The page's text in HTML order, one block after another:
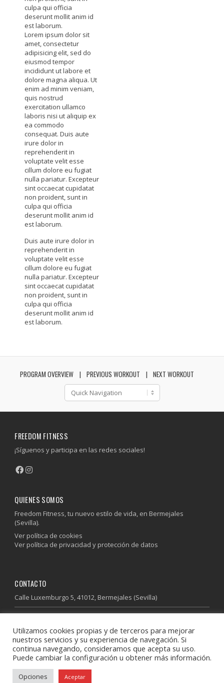
culpa qui officia
deserunt mollit anim id
est laborum.
Lorem ipsum dolor sit
amet, consectetur
adipisicing elit, sed do
eiusmod tempor
incididunt ut labore et
dolore magna aliqua. Ut
enim ad minim veniam,
quis nostrud
exercitation ullamco
laboris nisi ut aliquip ex
ea commodo
consequat. Duis aute
irure dolor in
reprehenderit in
voluptate velit esse
cillum dolore eu fugiat
nulla pariatur. Excepteur
sint occaecat cupidatat
non proident, sunt in
culpa qui officia
deserunt mollit anim id
est laborum.
Duis aute irure dolor in
reprehenderit in
voluptate velit esse
cillum dolore eu fugiat
nulla pariatur. Excepteur
sint occaecat cupidatat
non proident, sunt in
culpa qui officia
deserunt mollit anim id
est laborum.
PROGRAM OVERVIEW PREVIOUS WORKOUT NEXT WORKOUT
FREEDOM FITNESS
¡Síguenos y participa en las redes sociales!
QUIENES SOMOS
Freedom Fitness, tu nuevo estilo de vida, en Bermejales
(Sevilla).
Ver política de cookies
Ver política de privacidad y protección de datos
CONTACTO
Calle Luxemburgo 5, 41012, Bermejales (Sevilla)
600 41 13 41
info@freedomfitness.es
Descubre donde estamos
Utilizamos cookies propias y de terceros para mejorar
nuestros servicios y su experiencia de navegación. Si
continua navegando, consideramos que acepta su uso.
Puede cambiar la configuración u obtener más información.
Opciones Aceptar